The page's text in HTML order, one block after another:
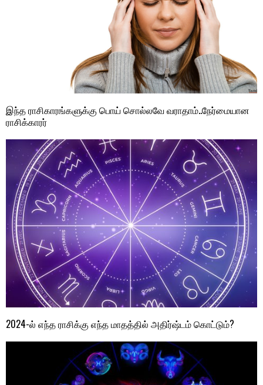
இந்த ராசிகாரங்களுக்கு பொய் சொல்லவே வராதாம்..நேர்மையான
ராசிக்காரர்
2024-ல் எந்த ராசிக்கு எந்த மாதத்தில் அதிர்ஷ்டம் கொட்டும்?